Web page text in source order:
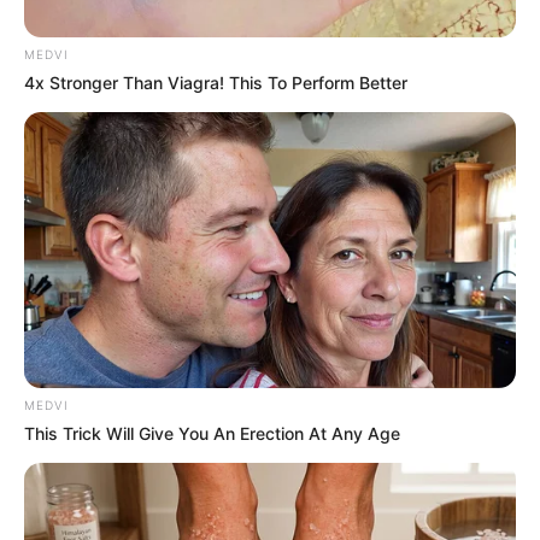
દૂધ ઉત્પાદકો માટે એક રાહતના સમાચાર સામે આવ્યા
છે. આ દૂધ ઉત્પાદક સંઘે દૂધ ઉત્પાદકોને તહેવારો પહેલા
ભાવવધારો ચૂકવવાનું જણાવ્યું છે. આ સમાચાર રાજકોટ
દૂધ ઉત્પાદકો સાથે જોડાયેલા છે. જેમાં રાજકોટ જિલ્લા
દૂધ ઉત્પાદક સંઘે જન્માષ્ટમી પહેલા દૂધ ઉત્પાદકોને
ભાવવધારો ચૂકવવાનું જણાવ્યું છે.
MEDVI
4x Stronger Than Viagra! This To Perform Better
MEDVI
This Trick Will Give You An Erection At Any Age